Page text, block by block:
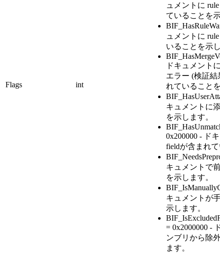
Flags int
ュメントに
ていることを
ュメントに
いることを示
ドキュメント
エラー (検証
れていること
キュメントに
を示します。
0x200000 - ド
fieldが含まれ
キュメントで
を示します。
キュメントが
示します。
= 0x2000000 -
ンブリから除
ます。